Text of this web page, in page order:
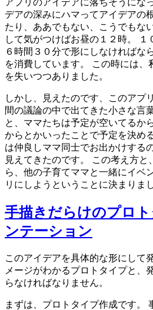
デアの深みにハマってアイデアの
たり、ああでもない、こうでもな
して気がつけばお昼の１２時。
６時間３０分で形にしなければな
を消費しています。 この時には、
を失いつつありました。
しかし、見えたのです、このアプ
間の議論の中で出てきた小さな言
と、ママたちは予定が空いてるか
からとかいったことで予定を決め
は仲良しママ同士でお出かけする
見えてきたのです。 この考え方
ら、他の子育てママと一緒にイベ
リにしようということに決まりまし
手描きだらけのプロ
ンテーション
このアイデアを具体的な形にして
メージがわかるプロトタイプと、
らなければなりません。
まずは、プロトタイプ作成です。